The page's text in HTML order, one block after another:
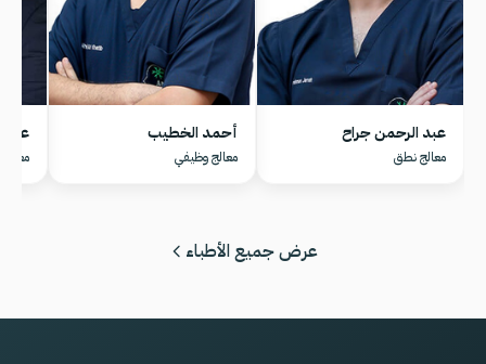
عبد الرحمن جراح
معالج نطق
أحمد الخطيب
معالج وظيفي
عرض جميع الأطباء